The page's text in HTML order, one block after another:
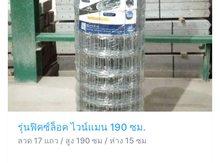
รุ่นฟิคซ์ล็อค ไวน์แมน 190 ซม.
ลวด 17 แถว / สูง 190 ซม / ห่าง 15 ซม